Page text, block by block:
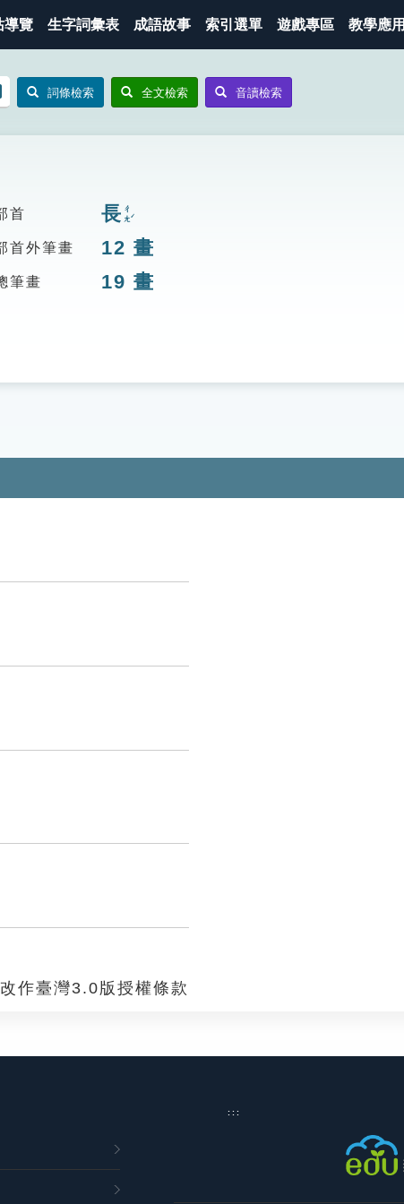
導覽 生字詞彙表 成語故事 索引選單 遊戲專區 教學應用
詞條檢索 全文檢索 音讀檢索
首 長ㄔㄤˊ
首外筆畫 12 畫
筆畫 19 畫
作臺灣3.0版授權條款
:::